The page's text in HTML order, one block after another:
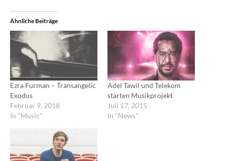
Ähnliche Beiträge
Ezra Furman – Transangelic
Exodus
Februar 9, 2018
In "Music"
Adel Tawil und Telekom
starten Musikprojekt
Juli 17, 2015
In "News"